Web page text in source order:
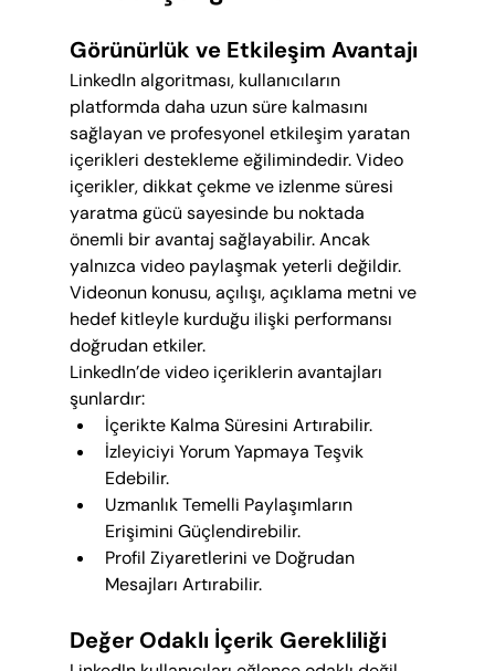
Görünürlük ve Etkileşim Avantajı
LinkedIn algoritması, kullanıcıların
platformda daha uzun süre kalmasını
sağlayan ve profesyonel etkileşim yaratan
içerikleri destekleme eğilimindedir. Video
içerikler, dikkat çekme ve izlenme süresi
yaratma gücü sayesinde bu noktada
önemli bir avantaj sağlayabilir. Ancak
yalnızca video paylaşmak yeterli değildir.
Videonun konusu, açılışı, açıklama metni ve
hedef kitleyle kurduğu ilişki performansı
doğrudan etkiler.
LinkedIn’de video içeriklerin avantajları
şunlardır:
İçerikte Kalma Süresini Artırabilir.
İzleyiciyi Yorum Yapmaya Teşvik
Edebilir.
Uzmanlık Temelli Paylaşımların
Erişimini Güçlendirebilir.
Profil Ziyaretlerini ve Doğrudan
Mesajları Artırabilir.
Değer Odaklı İçerik Gerekliliği